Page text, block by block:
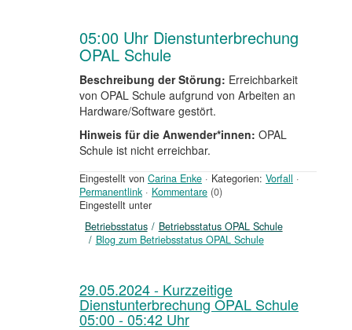
05:00 Uhr Dienstunterbrechung
OPAL Schule
Beschreibung der Störung: Erreichbarkeit
von OPAL Schule aufgrund von Arbeiten an
Hardware/Software gestört.
Hinweis für die Anwender*innen: OPAL
Schule ist nicht erreichbar.
Eingestellt von Carina Enke · Kategorien: Vorfall ·
Permanentlink · Kommentare (0)
Eingestellt unter
Betriebsstatus
Betriebsstatus OPAL Schule
Blog zum Betriebsstatus OPAL Schule
29.05.2024 - Kurzzeitige
Dienstunterbrechung OPAL Schule
05:00 - 05:42 Uhr